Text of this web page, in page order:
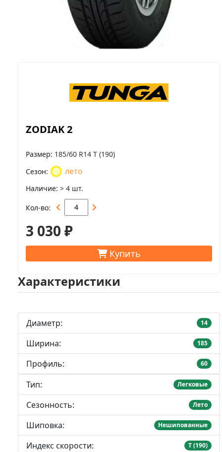
ZODIAK 2
Размер 185/60 R14 T (190)
Сезон
лето
Наличие > 4 шт.
Кол-во
3 030 ₽
Купить
Характеристики
Диаметр: 14
Ширина: 185
Профиль: 60
Тип: Легковые
Сезонность: Лето
Шиповка: Нешипованные
Индекс скорости: T (190)